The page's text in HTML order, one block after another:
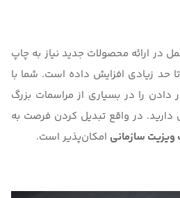
ارائه محصولات جدید نیاز به چاپ
حد زیادی افزایش داده است. شما با
دادن را در بسیاری از مراسمات بزرگ
در واقع تبدیل کردن فرصت به
ویزیت سازمانی امکان‌پذیر است.